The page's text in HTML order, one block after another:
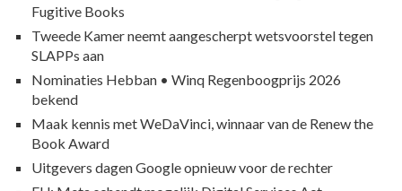
Fugitive Books
Tweede Kamer neemt aangescherpt wetsvoorstel tegen
SLAPPs aan
Nominaties Hebban • Winq Regenboogprijs 2026
bekend
Maak kennis met WeDaVinci, winnaar van de Renew the
Book Award
Uitgevers dagen Google opnieuw voor de rechter